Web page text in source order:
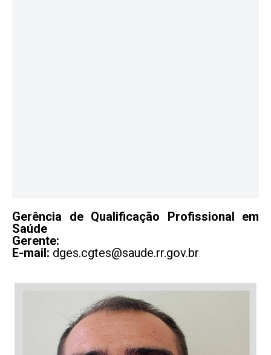
Gerência de Qualificação Profissional em
Saúde
Gerente:
E-mail: dges.cgtes@saude.rr.gov.br